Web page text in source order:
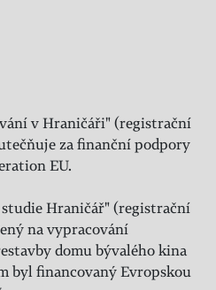
v Hraničáři" (registrační
za finanční podpory
EU.
Hraničář" (registrační
na vypracování
domu bývalého kina
byl financovaný Evropskou